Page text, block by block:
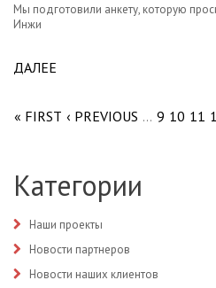
Мы подготовили анкету, которую
Инжи
ДАЛЕЕ
« FIRST ‹ PREVIOUS … 9 10 11
Категории
Наши проекты
Новости партнеров
Новости наших клиентов